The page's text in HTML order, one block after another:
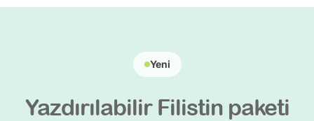
Yeni
Yazdırılabilir Filistin paketi